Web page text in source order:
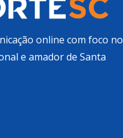
online com foco no
e amador de Santa